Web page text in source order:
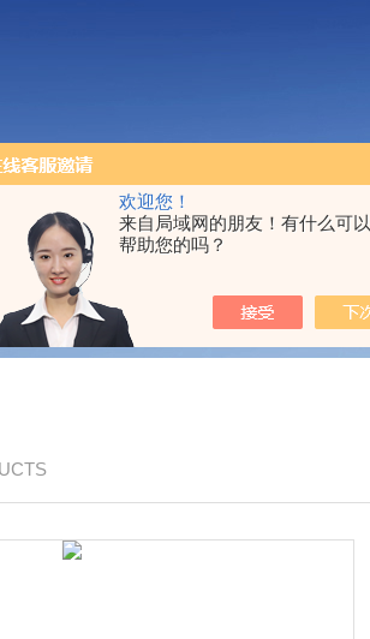
欢迎您！
来自局域网的朋友！有什么可以
帮助您的吗？